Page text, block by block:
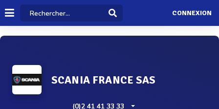
CONNEXION
SCANIA FRANCE SAS
(0)2 41 41 33 33